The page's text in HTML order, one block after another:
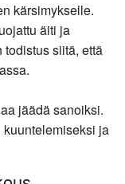
kärsimykselle.
äiti ja
siitä, että
jäädä sanoiksi.
kuuntelemiseksi ja